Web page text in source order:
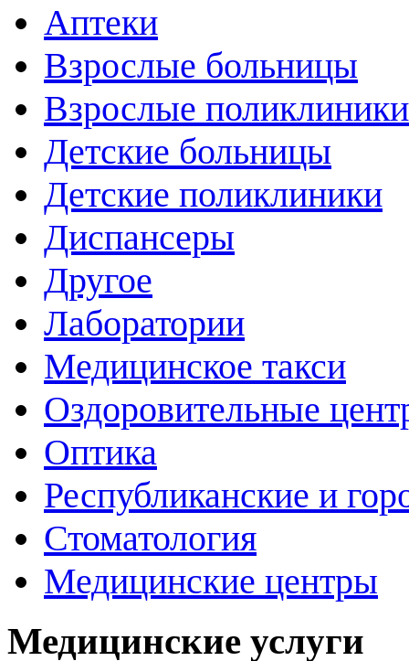
Аптеки
Взрослые больницы
Взрослые поликлиники
Детские больницы
Детские поликлиники
Диспансеры
Другое
Лаборатории
Медицинское такси
Оздоровительные
Оптика
Республиканские и
Стоматология
Медицинские центры
Медицинские услуги